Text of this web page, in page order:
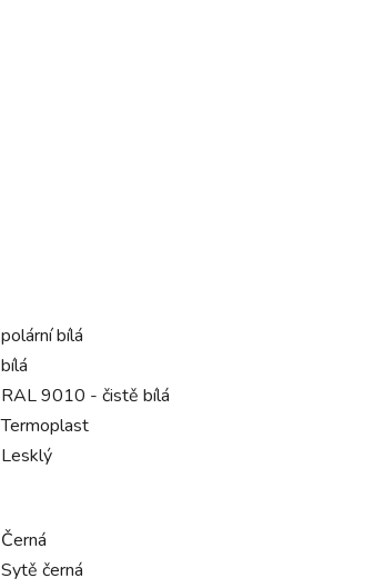
polární bílá
bílá
RAL 9010 - čistě bílá
Termoplast
Lesklý
Černá
Sytě černá